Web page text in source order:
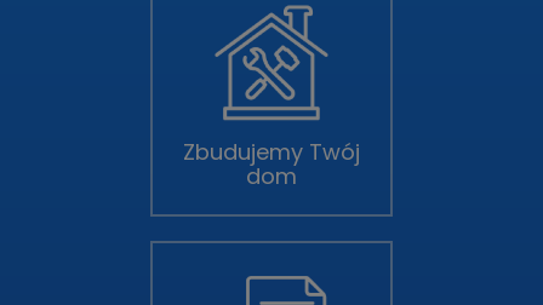
Zbudujemy Twój
dom